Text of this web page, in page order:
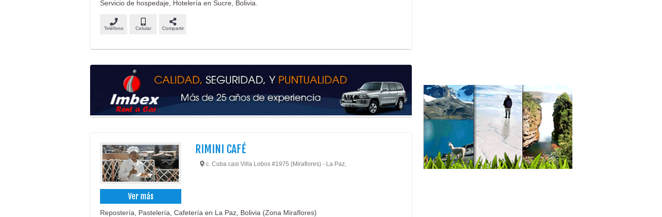
Servicio de hospedaje, Hotelería en Sucre, Bolivia.
Teléfono Celular Compartir
Ver más
RIMINI CAFÉ
c. Cuba casi Villa Lobos #1975 (Miraflores) - La Paz,
Repostería, Pastelería, Cafetería en La Paz, Bolivia (Zona Miraflores)
Manualidades en Goma Eva
Artesanías en Goma Eva
Goma Eva
Manualidades
Decoraciones